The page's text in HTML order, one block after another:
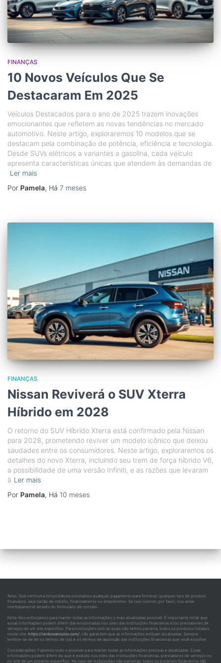
FINANÇAS
10 Novos Veículos Que Se
Destacaram Em 2025
Veículos Destacados para o ano de 2025 trazem inovações
emocionantes que refletem as novas tendências no mercado
automotivo. Neste artigo, exploraremos 10 modelos que se
destacam pela combinação de potência, eficiência e tecnologia.
Desde SUVs elétricos a variantes a gasolina, cada veículo
apresenta características únicas que atendem às demandas de
Ler mais
Por Pamela, Há 7 meses
FINANÇAS
Nissan Reviverá o SUV Xterra
Híbrido em 2028
O retorno do SUV Híbrido Xterra está confirmado pela Nissan
para 2028, prometendo reviver um modelo icônico que deixou
saudades entre os consumidores. Neste artigo, exploraremos os
detalhes do novo Xterra, incluindo seu trem de força híbrido V6,
a possibilidade de uma versão Infiniti, e as razões que levaram
à Ler mais
Por Pamela, Há 10 meses
Aviso: Sob nenhuma circunstância solicitamos qualquer pagamento para fornecer qualquer tipo de produto
financeiro, seja cartão de crédito, financiamento ou empréstimo. Se isso ocorrer, por favor, nos avise
imediatamente através do formulário de contato.
Nota: Nos esforçamos para manter todas as informações o mais atualizadas possível. É importante notar que
essas informações podem diferir das encontradas nos sites das instituições financeiras e/ou prestadores de
serviços de um site específico. Para instituições com as quais não temos parceria, todos os produtos listados
neste site, https://reidosveiculos.com/, não garantem que as informações estejam atualizadas. Sempre
lembre-se de ler os termos de uso e os termos de aquisição das instituições financeiras que você escolher.
Considerações: Fazemos todo o possível para manter todas as informações precisas e atualizadas. Essas
informações podem diferir do que é exibido nos sites das instituições financeiras, prestadores de serviços ou
no site de um produto específico. No caso de instituições não parceiras, todos os produtos financeiros são